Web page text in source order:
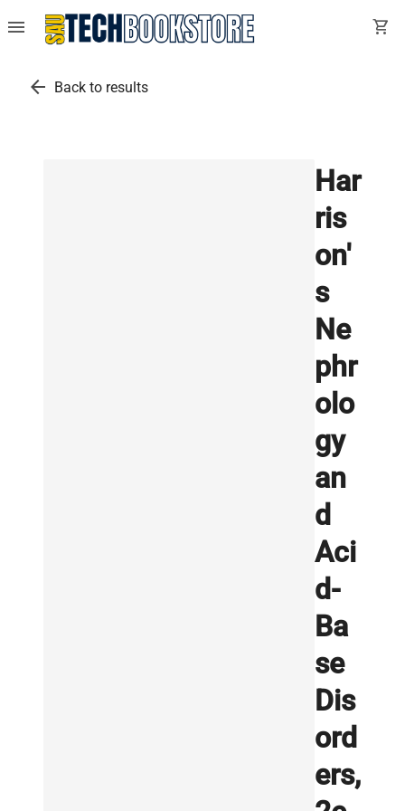
menu shopping_cart
arrow_back Back to results
Har
ris
on'
s
Ne
phr
olo
gy
an
d
Aci
d-
Ba
se
Dis
ord
ers,